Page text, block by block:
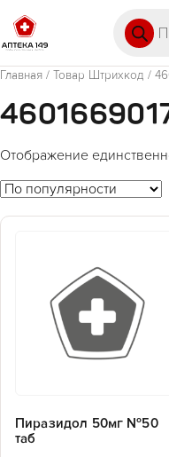
Главная / Товар Штрихкод /
Отображение
Пиразидол 50мг №50
таб